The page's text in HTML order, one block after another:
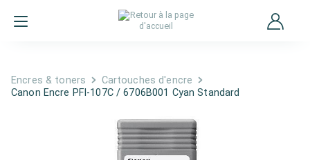
Encres & toners
Cartouches d'encre
Canon Encre PFI-107C / 6706B001 Cyan Standard